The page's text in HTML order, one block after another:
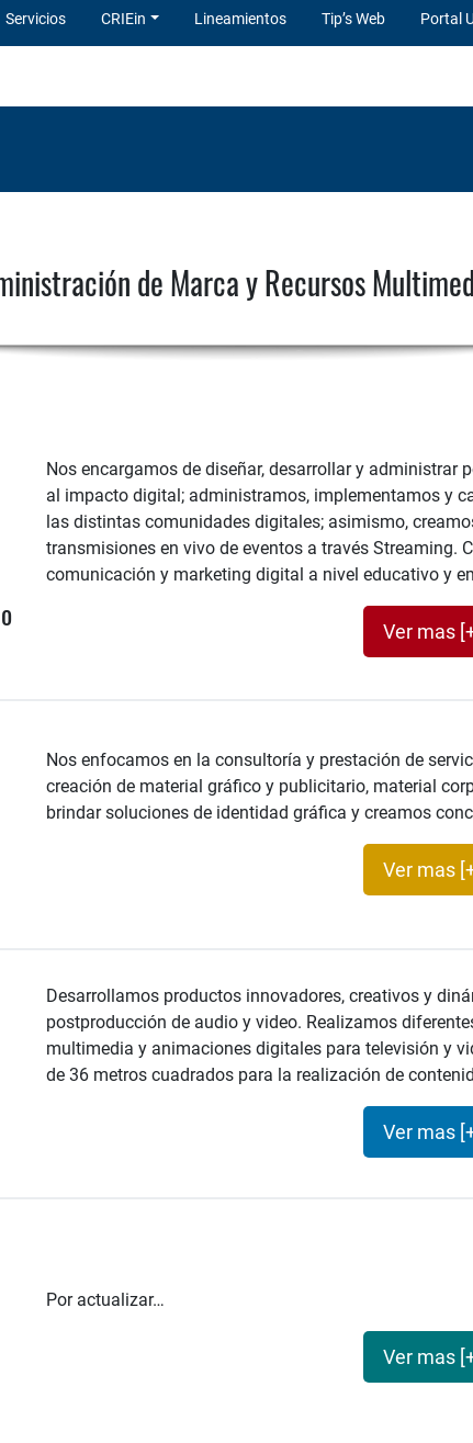
Servicios CRIEin Lineamientos Tip’s Web Portal
de Marca y Recursos
Nos encargamos de diseñar, desarrollar y administrar
al impacto digital; administramos, implementamos y
las distintas comunidades digitales; asimismo,
transmisiones en vivo de eventos a través Streaming.
comunicación y marketing digital a nivel educativo y
Ver mas
Nos enfocamos en la consultoría y prestación de
creación de material gráfico y publicitario, material
brindar soluciones de identidad gráfica y creamos
Ver mas
Desarrollamos productos innovadores, creativos y
postproducción de audio y video. Realizamos
multimedia y animaciones digitales para televisión y
de 36 metros cuadrados para la realización de
Ver mas
Por actualizar…
Ver mas